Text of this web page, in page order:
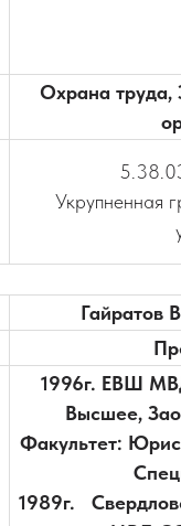
Охрана труда,
Укрупненная
Гайратов
1996г. ЕВШ
Высшее,
Факультет:
1989г.